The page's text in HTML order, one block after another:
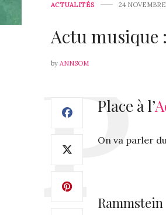
ACTUALITÉS 24
Actu musique
by ANNSOM
Place à l’
On va parler
Rammstein